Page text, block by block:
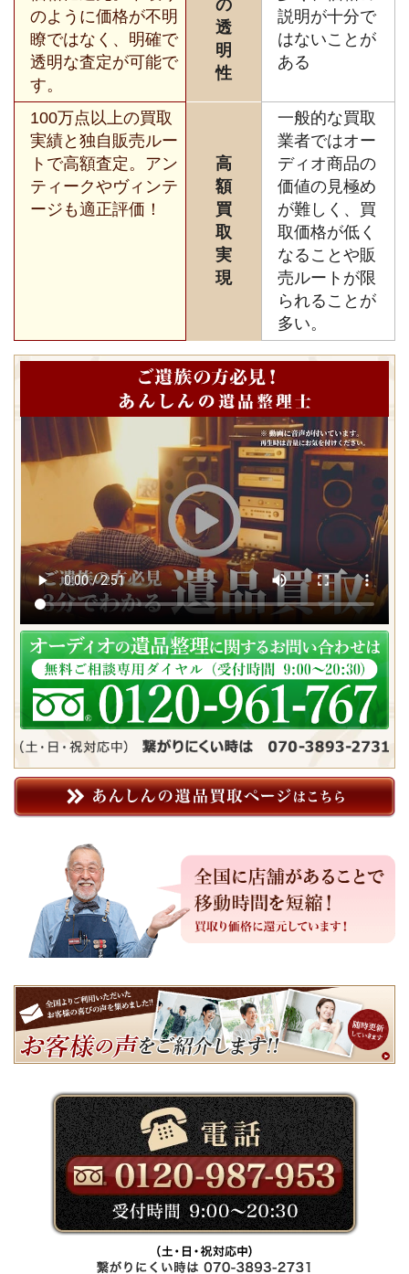
のように価格が不明
瞭ではなく、明確で
透明な査定が可能で
す。
の
透
明
性
説明が十分で
はないことが
ある
100万点以上の買取
実績と独自販売ルー
トで高額査定。アン
ティークやヴィンテ
ージも適正評価！
高
額
買
取
実
現
一般的な買取
業者ではオー
ディオ商品の
価値の見極め
が難しく、買
取価格が低く
なることや販
売ルートが限
られることが
多い。